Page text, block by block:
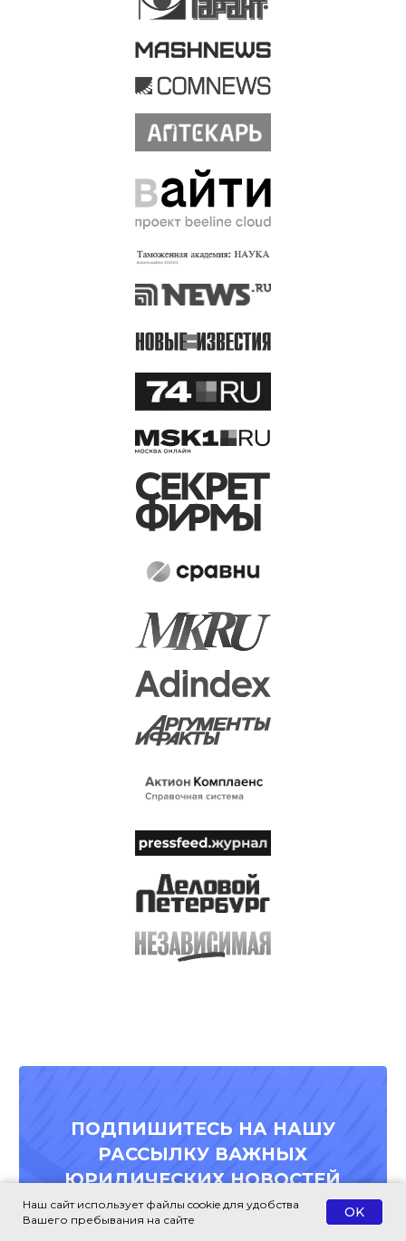
Наш сайт использует файлы cookie для удобства
Вашего пребывания на сайте
OK